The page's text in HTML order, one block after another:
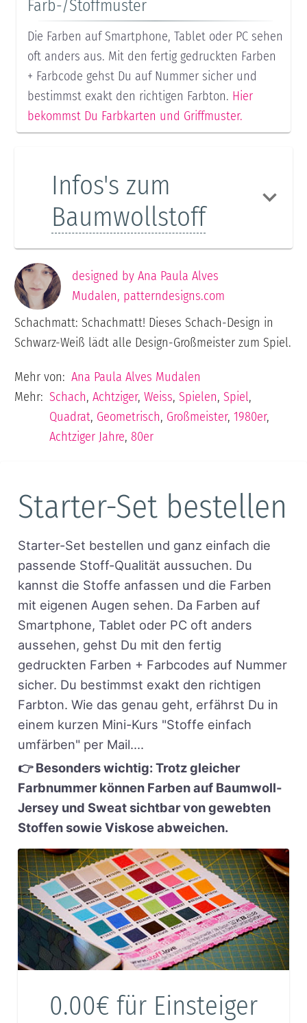
Farb-/Stoffmuster
Die Farben auf Smartphone, Tablet oder PC sehen
oft anders aus. Mit den fertig gedruckten Farben
+ Farbcode gehst Du auf Nummer sicher und
bestimmst exakt den richtigen Farbton. Hier
bekommst Du Farbkarten und Griffmuster.
Infos's zum
Baumwollstoff
designed by Ana Paula Alves
Mudalen, patterndesigns.com
Schachmatt: Schachmatt! Dieses Schach-Design in
Schwarz-Weiß lädt alle Design-Großmeister zum Spiel.
Mehr von: Ana Paula Alves Mudalen
Mehr: Schach,Achtziger,Weiss,Spielen,Spiel,
Quadrat, Geometrisch, Großmeister,1980er,
Achtziger Jahre, 80er
Starter-Set bestellen
Starter-Set bestellen und ganz einfach die
passende Stoff-Qualität aussuchen. Du
kannst die Stoffe anfassen und die Farben
mit eigenen Augen sehen. Da Farben auf
Smartphone, Tablet oder PC oft anders
aussehen, gehst Du mit den fertig
gedruckten Farben + Farbcodes auf Nummer
sicher. Du bestimmst exakt den richtigen
Farbton. Wie das genau geht, erfährst Du in
einem kurzen Mini-Kurs "Stoffe einfach
umfärben" per Mail....
👉 Besonders wichtig: Trotz gleicher
Farbnummer können Farben auf Baumwoll-
Jersey und Sweat sichtbar von gewebten
Stoffen sowie Viskose abweichen.
0.00€ für Einsteiger